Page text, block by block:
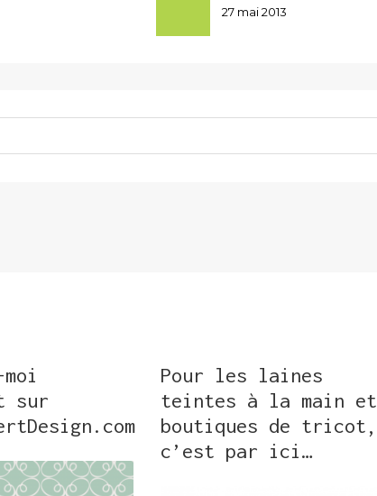
27 mai 2013
sur
Pour les laines
teintes à la main et
boutiques de tricot,
c’est par ici…